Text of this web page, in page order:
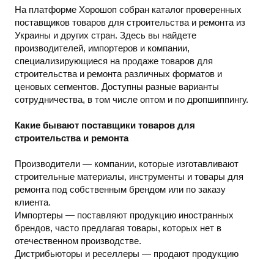
На платформе Хорошоп собран каталог проверенных
поставщиков товаров для строительства и ремонта из
Украины и других стран. Здесь вы найдете
производителей, импортеров и компании,
специализирующиеся на продаже товаров для
строительства и ремонта различных форматов и
ценовых сегментов. Доступны разные варианты
сотрудничества, в том числе оптом и по дропшиппингу.
Какие бывают поставщики товаров для
строительства и ремонта
Производители — компании, которые изготавливают
строительные материалы, инструменты и товары для
ремонта под собственным брендом или по заказу
клиента.
Импортеры — поставляют продукцию иностранных
брендов, часто предлагая товары, которых нет в
отечественном производстве.
Дистрибьюторы и реселлеры — продают продукцию